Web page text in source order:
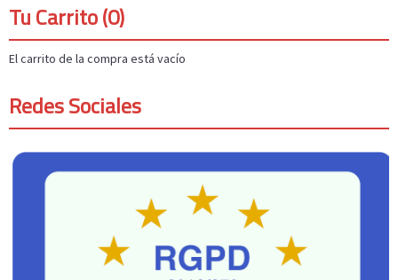
Tu Carrito (0)
El carrito de la compra está vacío
Redes Sociales